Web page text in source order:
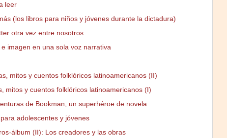
leer
(los libros para niños y jóvenes durante la dictadura)
otra vez entre nosotros
e imagen en una sola voz narrativa
mitos y cuentos folklóricos latinoamericanos (II)
mitos y cuentos folklóricos latinoamericanos (I)
de Bookman, un superhéroe de novela
adolescentes y jóvenes
álbum (II): Los creadores y las obras